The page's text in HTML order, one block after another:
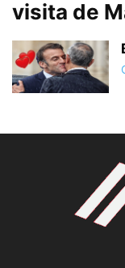
visita de